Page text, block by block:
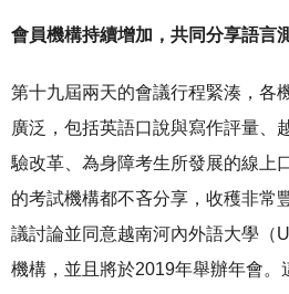
會員機構持續增加，共同分享語言
第十九屆兩天的會議行程緊湊，各
廣泛，包括英語口說與寫作評量、
驗改革、為身障考生所發展的線上
的考試機構都不吝分享，收穫非常
議討論並同意越南河內外語大學（
機構，並且將於2019年舉辦年會。